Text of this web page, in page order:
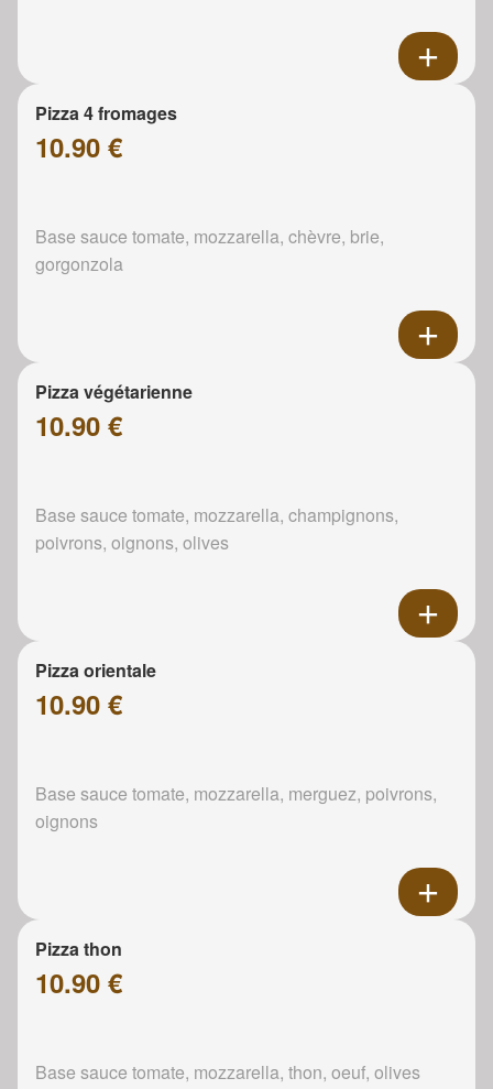
Pizza 4 fromages
10.90 €
Base sauce tomate, mozzarella, chèvre, brie,
gorgonzola
Pizza végétarienne
10.90 €
Base sauce tomate, mozzarella, champignons,
poivrons, oignons, olives
Pizza orientale
10.90 €
Base sauce tomate, mozzarella, merguez, poivrons,
oignons
Pizza thon
10.90 €
Base sauce tomate, mozzarella, thon, oeuf, olives